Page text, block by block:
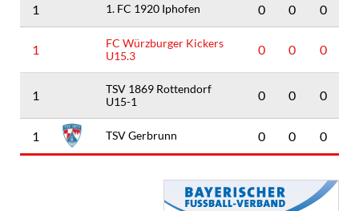
1 1. FC 1920 Iphofen 0 0 0
1
FC Würzburger Kickers
U15.3
0 0 0
1
TSV 1869 Rottendorf
U15-1
0 0 0
1 TSV Gerbrunn 0 0 0